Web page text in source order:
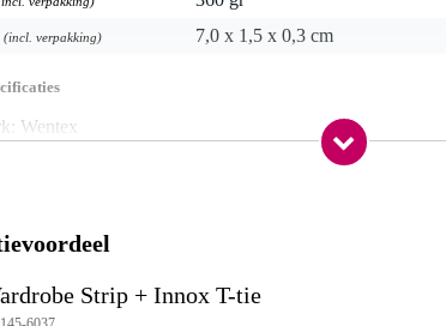
(incl. verpakking) 7,0 x 1,5 x 0,3 cm
Wentex
wardrobe strip
belasting: 32 kg
zwart
poedercoating
0.36 kg
Strip + Innox T-tie